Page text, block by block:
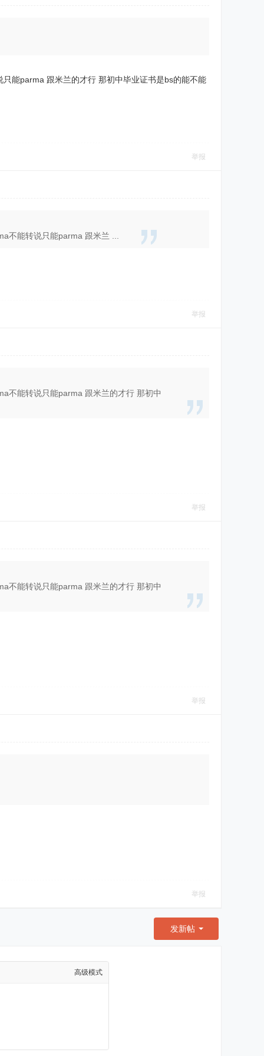
能parma 跟米兰的才行 那初中毕业证书是bs的能不能
举报
不能转说只能parma 跟米兰 ...
举报
不能转说只能parma 跟米兰的才行 那初中
举报
不能转说只能parma 跟米兰的才行 那初中
举报
举报
发新帖
高级模式